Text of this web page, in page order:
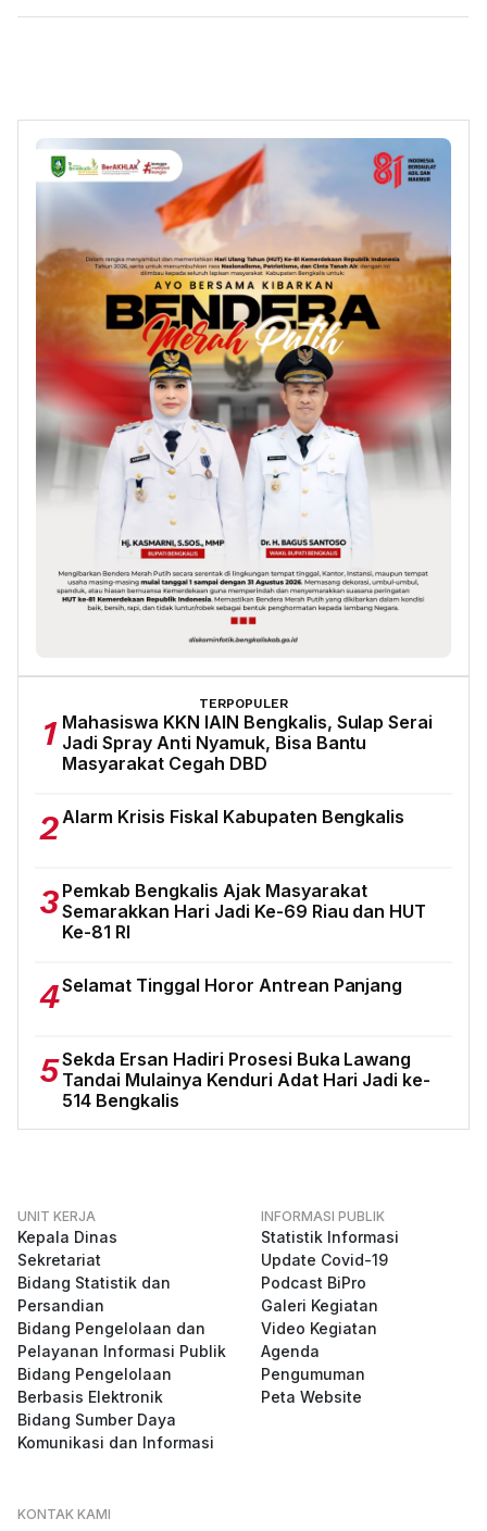
TERPOPULER
1 Mahasiswa KKN IAIN Bengkalis, Sulap Serai
Jadi Spray Anti Nyamuk, Bisa Bantu
Masyarakat Cegah DBD
2 Alarm Krisis Fiskal Kabupaten Bengkalis
3 Pemkab Bengkalis Ajak Masyarakat
Semarakkan Hari Jadi Ke-69 Riau dan HUT
Ke-81 RI
4Selamat Tinggal Horor Antrean Panjang
5Sekda Ersan Hadiri Prosesi Buka Lawang
Tandai Mulainya Kenduri Adat Hari Jadi ke-
514 Bengkalis
UNIT KERJA
Kepala Dinas
Sekretariat
Bidang Statistik dan
Persandian
Bidang Pengelolaan dan
Pelayanan Informasi Publik
Bidang Pengelolaan
Berbasis Elektronik
Bidang Sumber Daya
Komunikasi dan Informasi
INFORMASI PUBLIK
Statistik Informasi
Update Covid-19
Podcast BiPro
Galeri Kegiatan
Video Kegiatan
Agenda
Pengumuman
Peta Website
KONTAK KAMI